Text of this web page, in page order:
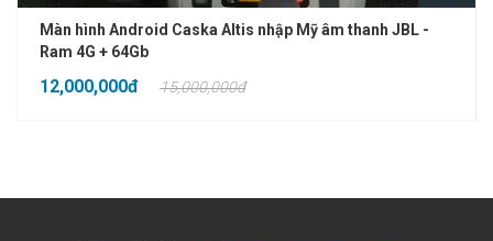
Màn hình Android Caska Altis nhập Mỹ âm thanh JBL -
Ram 4G + 64Gb
12,000,000đ 15,000,000đ